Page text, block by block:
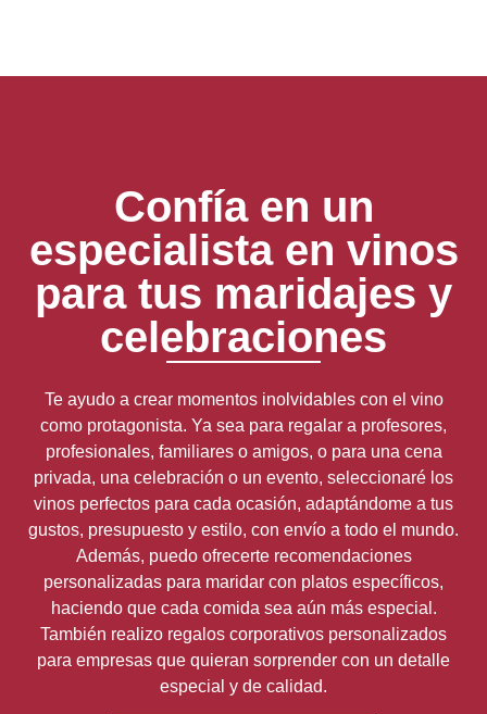
Confía en un
especialista en vinos
para tus maridajes y
celebraciones
Te ayudo a crear momentos inolvidables con el vino
como protagonista. Ya sea para regalar a profesores,
profesionales, familiares o amigos, o para una cena
privada, una celebración o un evento, seleccionaré los
vinos perfectos para cada ocasión, adaptándome a tus
gustos, presupuesto y estilo, con envío a todo el mundo.
Además, puedo ofrecerte recomendaciones
personalizadas para maridar con platos específicos,
haciendo que cada comida sea aún más especial.
También realizo regalos corporativos personalizados
para empresas que quieran sorprender con un detalle
especial y de calidad.